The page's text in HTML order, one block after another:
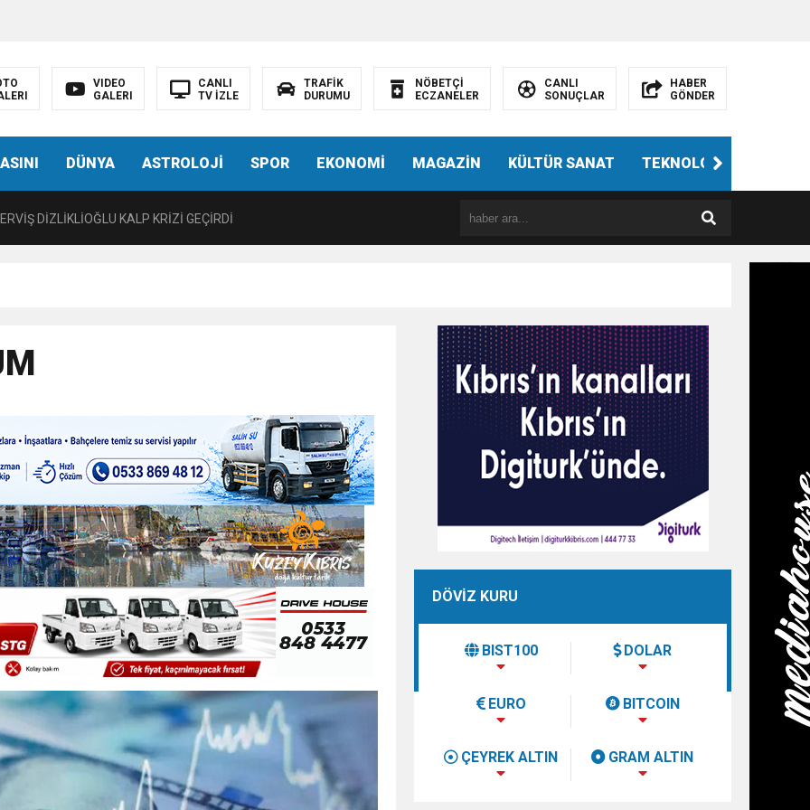
VIDEO
GALERI
CANLI
TV İZLE
TRAFİK
DURUMU
NÖBETÇİ
ECZANELER
CANLI
SONUÇLAR
HABER
GÖNDER
DÜNYA ASTROLOJİ SPOR EKONOMİ MAGAZİN KÜLTÜR SANAT TEKNOLOJİ
HAMİTKÖY BARAJINDA TEC*V*Z İDDİASI
KALDIRILDI!
DİZLİKLİOĞLU KALP KRİZİ GEÇİRDİ
ÖNGÖRÜMÜZ YÜZDE 7.5 İLE 8.5 ARASINDA
sergi açılışında fenalaşarak hastaneye kaldırıldı DÖVİZ KURU
BIST100 DOLAR
EURO BITCOIN
ÇEYREK ALTIN GRAM ALTIN